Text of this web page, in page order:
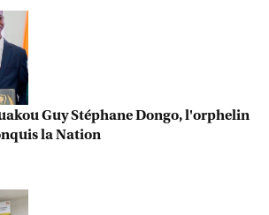
Guy Stéphane Dongo, l'orphelin
la Nation